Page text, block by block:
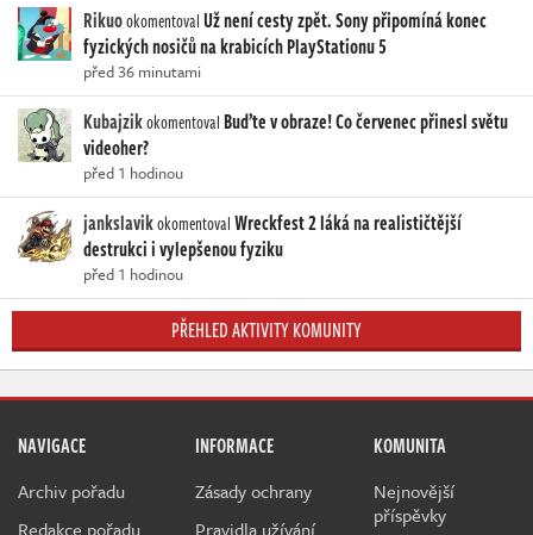
RikuookomentovalUž není cesty zpět. Sony připomíná konec
fyzických nosičů na krabicích PlayStationu 5
před 36 minutami
Kubajzikokomentoval Buďte v obraze! Co červenec přinesl světu
videoher?
před 1 hodinou
jankslavikokomentovalWreckfest 2 láká na realističtější
destrukci i vylepšenou fyziku
před 1 hodinou
PŘEHLED AKTIVITY KOMUNITY
NAVIGACE
Archiv pořadu
Redakce pořadu
INFORMACE
Zásady ochrany
Pravidla užívání
KOMUNITA
Nejnovější
příspěvky